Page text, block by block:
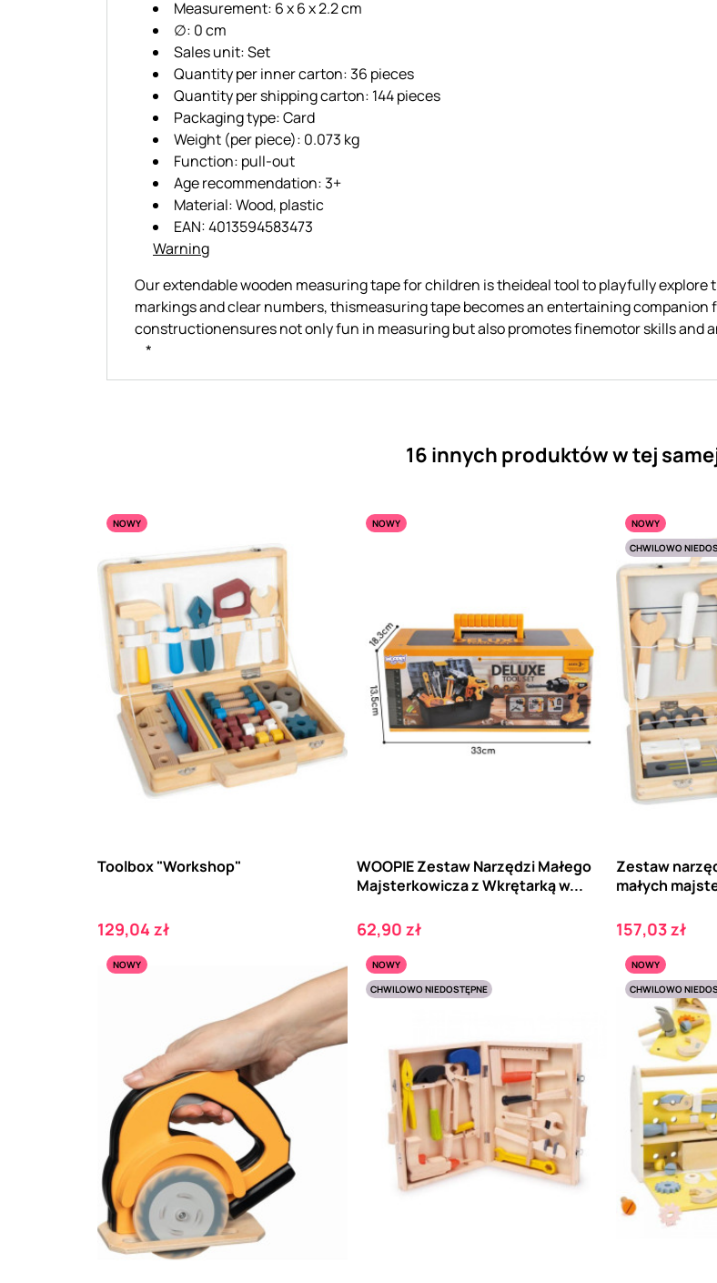
Measurement: 6 x 6 x 2.2 cm
∅: 0 cm
Sales unit: Set
Quantity per inner carton: 36 pieces
Quantity per shipping carton: 144 pieces
Packaging type: Card
Weight (per piece): 0.073 kg
Function: pull-out
Age recommendation: 3+
Material: Wood, plastic
EAN: 4013594583473
Warning
Our extendable wooden measuring tape for children is theideal tool to playfully
markings and clear numbers, thismeasuring tape becomes an entertaining
constructionensures not only fun in measuring but also promotes finemotor skills and
*
16 innych produktów w tej
NOWY
Toolbox "Workshop"
Cena
129,04 zł
NOWY
WOOPIE Zestaw Narzędzi Małego
Majsterkowicza z Wkrętarką w...
Cena
62,90 zł
NOWY
CHWILOWO
Zestaw
małych
Cena
157,03 zł
NOWY
NOWY
CHWILOWO NIEDOSTĘPNE
NOWY
CHWILOWO